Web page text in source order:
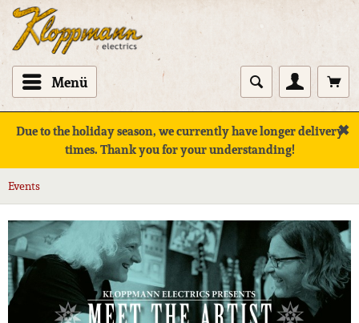
Menü
Due to the holiday season, we currently have longer delivery
times. Thank you for your understanding!
✖
Events